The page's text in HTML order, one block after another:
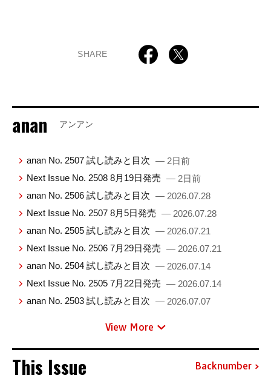
SHARE
anan アンアン
anan No. 2507 試し読みと目次 — 2日前
Next Issue No. 2508 8月19日発売 — 2日前
anan No. 2506 試し読みと目次 — 2026.07.28
Next Issue No. 2507 8月5日発売 — 2026.07.28
anan No. 2505 試し読みと目次 — 2026.07.21
Next Issue No. 2506 7月29日発売 — 2026.07.21
anan No. 2504 試し読みと目次 — 2026.07.14
Next Issue No. 2505 7月22日発売 — 2026.07.14
anan No. 2503 試し読みと目次 — 2026.07.07
View More
This Issue Backnumber